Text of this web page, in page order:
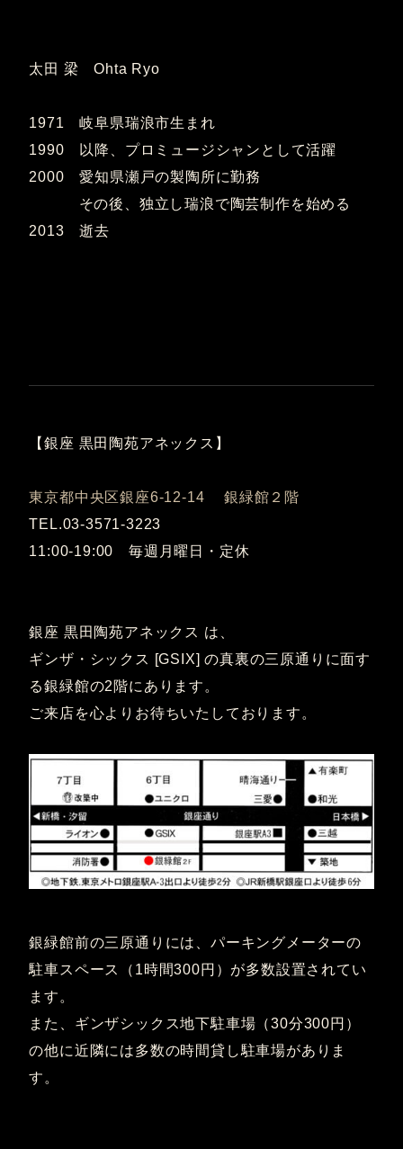
太田 梁 Ohta Ryo
1971 岐阜県瑞浪市生まれ
1990 以降、プロミュージシャンとして活躍
2000 愛知県瀬戸の製陶所に勤務
その後、独立し瑞浪で陶芸制作を始める
2013 逝去
【銀座 黒田陶苑アネックス】
東京都中央区銀座6-12-14 銀緑館２階
TEL.03-3571-3223
11:00-19:00 毎週月曜日・定休
銀座 黒田陶苑アネックス は、
ギンザ・シックス [GSIX] の真裏の三原通りに面す
る銀緑館の2階にあります。
ご来店を心よりお待ちいたしております。
銀緑館前の三原通りには、パーキングメーターの
駐車スペース（1時間300円）が多数設置されてい
ます。
また、ギンザシックス地下駐車場（30分300円）
の他に近隣には多数の時間貸し駐車場がありま
す。